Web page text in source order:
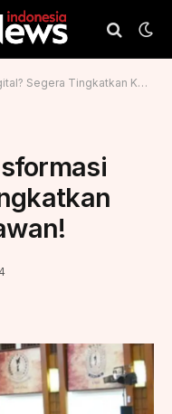
Tingkatkan Kompetensi Karyawan!